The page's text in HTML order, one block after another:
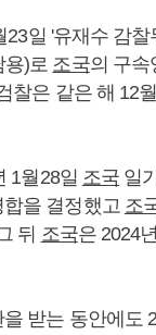
23일 '유재수 감찰
용)로 조국의 구속
찰은 같은 해 12
1월28일 조국 일
을 결정했고 조
뒤 조국은 2024
받는 동안에도